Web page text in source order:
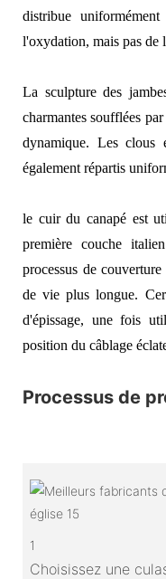
distribue
l'oxydation, mais pas de
La sculpture des
charmantes soufflées
dynamique. Les clous
également répartis
le cuir du canapé est
première couche
processus de
de vie plus longue.
d'épissage, une fois
position du câblage
Processus de
1
Choisissez une